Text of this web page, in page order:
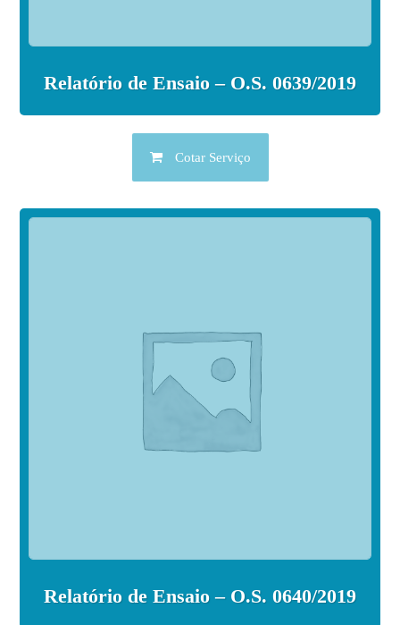
Relatório de Ensaio – O.S. 0639/2019
Cotar Serviço
Relatório de Ensaio – O.S. 0640/2019